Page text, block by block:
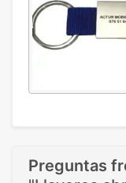
Preguntas